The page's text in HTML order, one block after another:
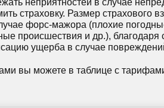
неприятностей в случае
страховку. Размер страхового
форс-мажора (плохие
происшествия и др.),
ущерба в случае
вы можете в таблице с